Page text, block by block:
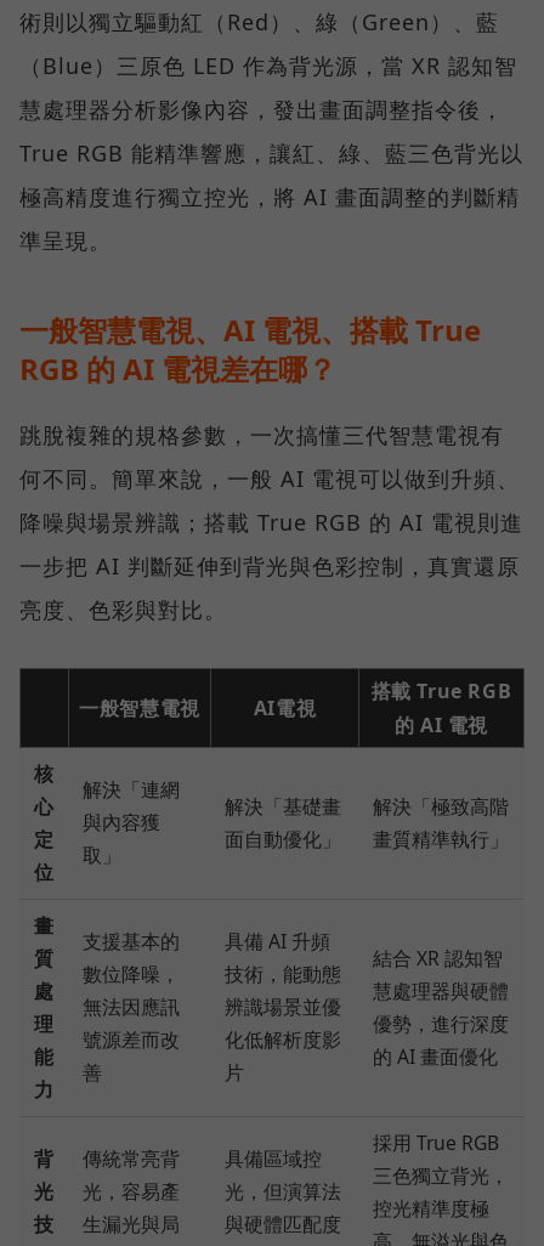
術則以獨立驅動紅（Red）、綠（Green）、藍
（Blue）三原色 LED 作為背光源，當 XR 認知智
慧處理器分析影像內容，發出畫面調整指令後，
True RGB 能精準響應，讓紅、綠、藍三色背光以
極高精度進行獨立控光，將 AI 畫面調整的判斷精
準呈現。
一般智慧電視、AI 電視、搭載 True
RGB 的 AI 電視差在哪？
跳脫複雜的規格參數，一次搞懂三代智慧電視有
何不同。簡單來說，一般 AI 電視可以做到升頻、
降噪與場景辨識；搭載 True RGB 的 AI 電視則進
一步把 AI 判斷延伸到背光與色彩控制，真實還原
亮度、色彩與對比。
一般智慧電視 AI電視
搭載 True RGB
的 AI 電視
核
心
定
位
解決「連網
與內容獲
取」
解決「基礎畫
面自動優化」
解決「極致高階
畫質精準執行」
畫
質
處
理
能
力
支援基本的
數位降噪，
無法因應訊
號源差而改
善
具備 AI 升頻
技術，能動態
辨識場景並優
化低解析度影
片
結合 XR 認知智
慧處理器與硬體
優勢，進行深度
的 AI 畫面優化
背
光
技
傳統常亮背
光，容易產
生漏光與局
具備區域控
光，但演算法
與硬體匹配度
採用 True RGB
三色獨立背光，
控光精準度極